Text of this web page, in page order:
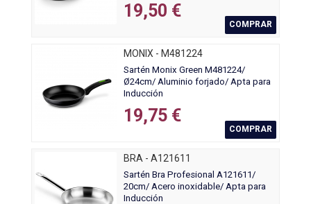
19,50 €
COMPRAR
MONIX - M481224
Sartén Monix Green M481224/
Ø24cm/ Aluminio forjado/ Apta para
Inducción
19,75 €
COMPRAR
BRA - A121611
Sartén Bra Profesional A121611/
20cm/ Acero inoxidable/ Apta para
Inducción